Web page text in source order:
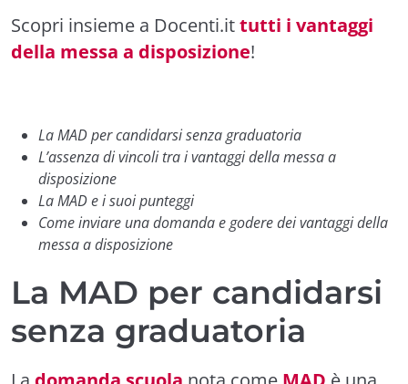
Scopri insieme a Docenti.ittutti i vantaggi
della messa a disposizione!
La MAD per candidarsi senza graduatoria
L’assenza di vincoli tra i vantaggi della messa a
disposizione
La MAD e i suoi punteggi
Come inviare una domanda e godere dei vantaggi della
messa a disposizione
La MAD per candidarsi
senza graduatoria